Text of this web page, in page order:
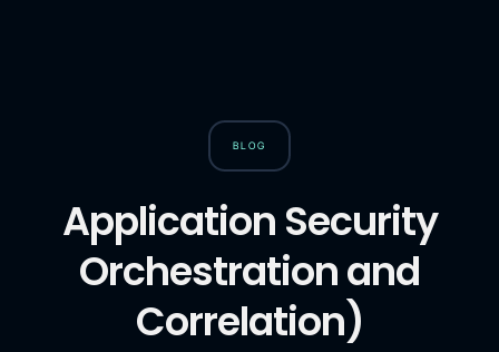
BLOG
Application Security
Orchestration and
Correlation)